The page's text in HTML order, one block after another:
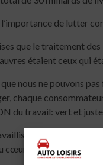
de lutter
que le traitement
étaient ceux qui
nous ne pouvons
chaque
du travail: vert et
reste aussi
du manifeste de